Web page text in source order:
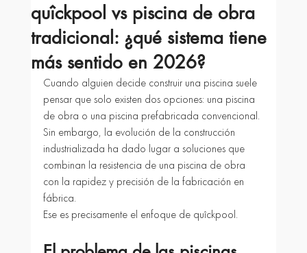
quîckpool vs piscina de obra
tradicional: ¿qué sistema tiene
más sentido en 2026?
Cuando alguien decide construir una piscina suele
pensar que solo existen dos opciones: una piscina
de obra o una piscina prefabricada convencional.
Sin embargo, la evolución de la construcción
industrializada ha dado lugar a soluciones que
combinan la resistencia de una piscina de obra
con la rapidez y precisión de la fabricación en
fábrica.
Ese es precisamente el enfoque de quîckpool.